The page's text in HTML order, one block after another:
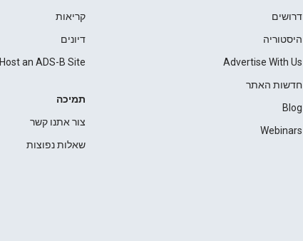
דרושים
היסטוריה
Advertise With Us
חדשות האתר
Blog
Webinars
קריאות
דיונים
Host an ADS-B Site
תמיכה
צור אתנו קשר
שאלות נפוצות